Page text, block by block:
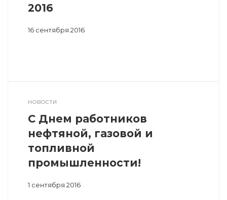
2016
16 сентября 2016
НОВОСТИ
С Днем работников
нефтяной, газовой и
топливной
промышленности!
1 сентября 2016